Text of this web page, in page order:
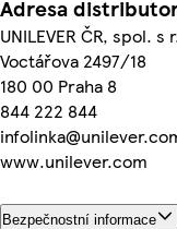
Adresa
UNILEVER ČR, spol. s
Voctářova 2497/18
180 00 Praha 8
844 222 844
www.unilever.com
Bezpečnostní informace